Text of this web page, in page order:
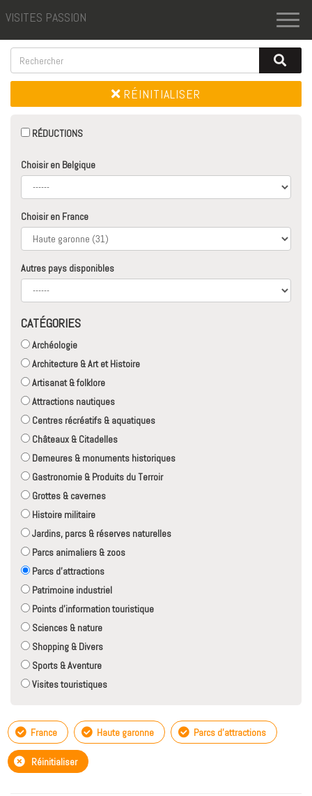
VISITES PASSION
RÉINITIALISER
RÉDUCTIONS
Choisir en Belgique
Choisir en France
Autres pays disponibles
CATÉGORIES
Archéologie
Architecture & Art et Histoire
Artisanat & folklore
Attractions nautiques
Centres récréatifs & aquatiques
Châteaux & Citadelles
Demeures & monuments historiques
Gastronomie & Produits du Terroir
Grottes & cavernes
Histoire militaire
Jardins, parcs & réserves naturelles
Parcs animaliers & zoos
Parcs d'attractions
Patrimoine industriel
Points d'information touristique
Sciences & nature
Shopping & Divers
Sports & Aventure
Visites touristiques
France Haute garonne Parcs d'attractions
Réinitialiser